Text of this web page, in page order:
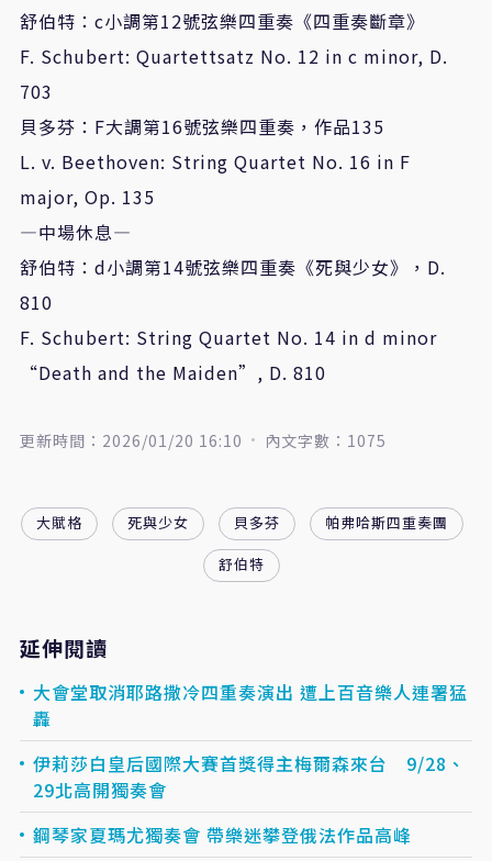
舒伯特：c小調第12號弦樂四重奏《四重奏斷章》
F. Schubert: Quartettsatz No. 12 in c minor, D.
703
貝多芬：F大調第16號弦樂四重奏，作品135
L. v. Beethoven: String Quartet No. 16 in F
major, Op. 135
—中場休息—
舒伯特：d小調第14號弦樂四重奏《死與少女》，D.
810
F. Schubert: String Quartet No. 14 in d minor
“Death and the Maiden”, D. 810
更新時間：2026/01/20 16:10 內文字數：1075
大賦格 死與少女 貝多芬
帕弗哈斯四重奏團
舒伯特
延伸閱讀
大會堂取消耶路撒冷四重奏演出 遭上百音樂人連署猛
轟
伊莉莎白皇后國際大賽首獎得主梅爾森來台 9/28、
29北高開獨奏會
鋼琴家夏瑪尤獨奏會 帶樂迷攀登俄法作品高峰